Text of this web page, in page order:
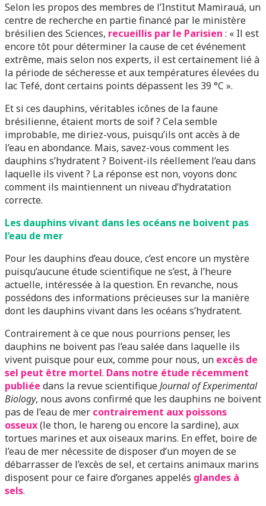
Selon les propos des membres de l’Institut Mamirauá, un
centre de recherche en partie financé par le ministère
brésilien des Sciences, recueillis par le Parisien : « Il est
encore tôt pour déterminer la cause de cet événement
extrême, mais selon nos experts, il est certainement lié à
la période de sécheresse et aux températures élevées du
lac Tefé, dont certains points dépassent les 39 °C ».
Et si ces dauphins, véritables icônes de la faune
brésilienne, étaient morts de soif ? Cela semble
improbable, me diriez-vous, puisqu’ils ont accès à de
l’eau en abondance. Mais, savez-vous comment les
dauphins s’hydratent ? Boivent-ils réellement l’eau dans
laquelle ils vivent ? La réponse est non, voyons donc
comment ils maintiennent un niveau d’hydratation
correcte.
Les dauphins vivant dans les océans ne boivent pas
l’eau de mer
Pour les dauphins d’eau douce, c’est encore un mystère
puisqu’aucune étude scientifique ne s’est, à l’heure
actuelle, intéressée à la question. En revanche, nous
possédons des informations précieuses sur la manière
dont les dauphins vivant dans les océans s’hydratent.
Contrairement à ce que nous pourrions penser, les
dauphins ne boivent pas l’eau salée dans laquelle ils
vivent puisque pour eux, comme pour nous, un excès de
sel peut être mortel. Dans notre étude récemment
publiée dans la revue scientifiqueJournal of Experimental
Biology, nous avons confirmé que les dauphins ne boivent
pas de l’eau de mer contrairement aux poissons
osseux(le thon, le hareng ou encore la sardine), aux
tortues marines et aux oiseaux marins. En effet, boire de
l’eau de mer nécessite de disposer d’un moyen de se
débarrasser de l’excès de sel, et certains animaux marins
disposent pour ce faire d’organes appelés glandes à
sels.